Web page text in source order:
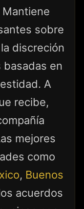
sobre
discreción
en
A
recibe,
mejores
como
, Buenos
acuerdos